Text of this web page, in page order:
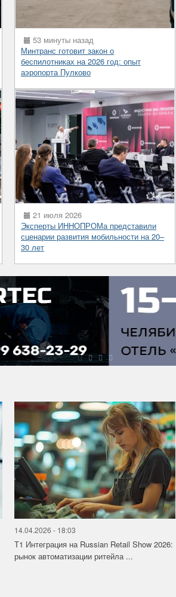
53 минуты назад
Минтранс готовит закон о
беспилотниках на 2026 год: опыт
аэропорта Пулково
21 июля 2026
Эксперты ИННОПРОМа представили
сценарии развития мобильности на 20–
30 лет
14.04.2026 - 18:03
Т1 Интеграция на Russian Retail Show 2026:
рынок автоматизации ритейла ...